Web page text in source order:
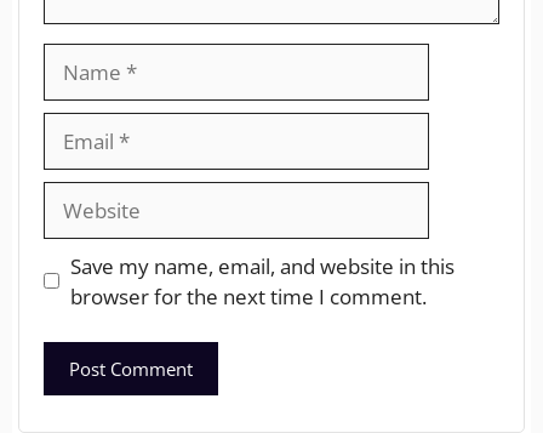
Save my name, email, and website in this
browser for the next time I comment.